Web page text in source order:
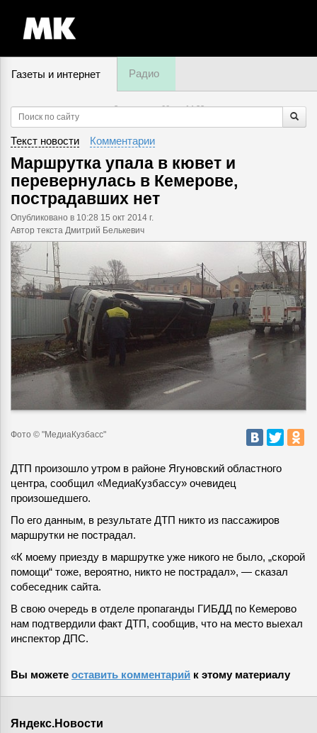
Газеты и интернет Радио
8 августа, суббота,14:22
Текст новости Комментарии
Маршрутка упала в кювет и
перевернулась в Кемерове,
пострадавших нет
Опубликовано в 10:28 15 окт 2014 г.
Автор текста Дмитрий Белькевич
Фото © "МедиаКузбасс"
ДТП произошло утром в районе Ягуновский областного
центра, сообщил «МедиаКузбассу» очевидец
произошедшего.
По его данным, в результате ДТП никто из пассажиров
маршрутки не пострадал.
«К моему приезду в маршрутке уже никого не было, „скорой
помощи“ тоже, вероятно, никто не пострадал», — сказал
собеседник сайта.
В свою очередь в отделе пропаганды ГИБДД по Кемерово
нам подтвердили факт ДТП, сообщив, что на место выехал
инспектор ДПС.
Вы можете оставить комментарий к этому материалу
Яндекс.Новости